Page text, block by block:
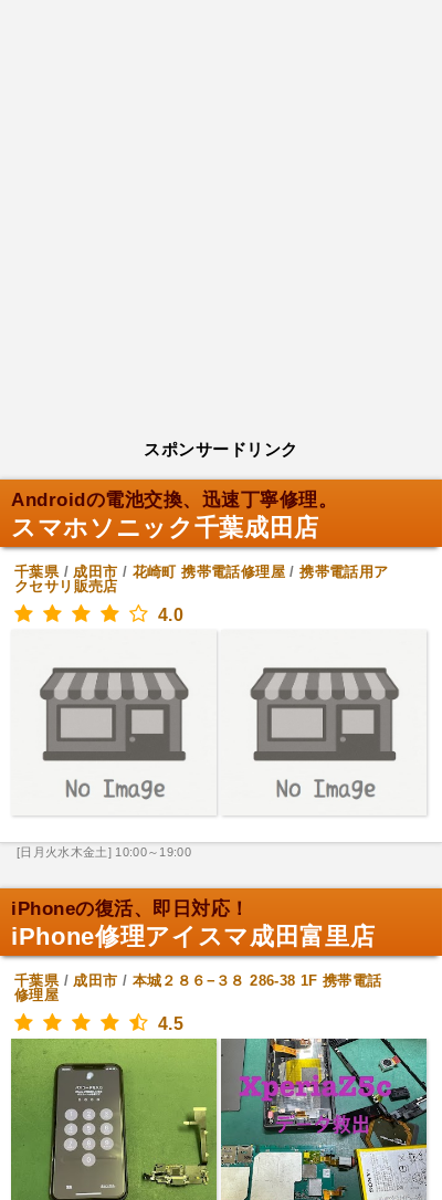
スポンサードリンク
Androidの電池交換、迅速丁寧修理。
スマホソニック千葉成田店
千葉県/成田市 / 花崎町 携帯電話修理屋/携帯電話用ア
クセサリ販売店
4.0
[日月火水木金土] 10:00～19:00
iPhoneの復活、即日対応！
iPhone修理アイスマ成田富里店
千葉県/成田市 / 本城２８６−３８ 286-38 1F 携帯電話
修理屋
4.5